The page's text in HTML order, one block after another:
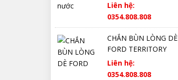
Liên hệ:
0354.808.808
CHẮN BÙN LÒNG DÈ
FORD TERRITORY
CHÍNH HÃNG
Liên hệ:
0354.808.808